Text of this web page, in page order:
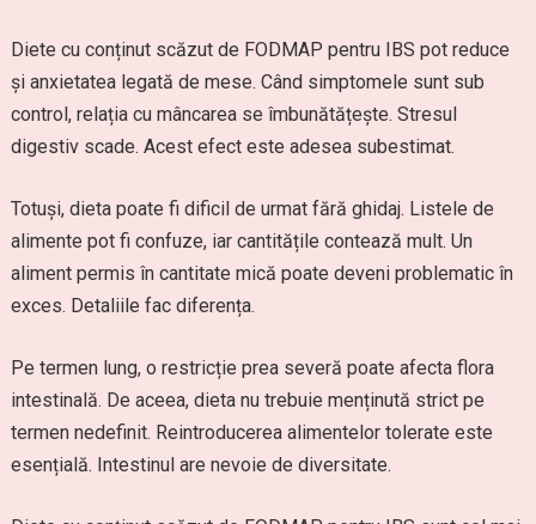
Diete cu conținut scăzut de FODMAP pentru IBS pot reduce
și anxietatea legată de mese. Când simptomele sunt sub
control, relația cu mâncarea se îmbunătățește. Stresul
digestiv scade. Acest efect este adesea subestimat.
Totuși, dieta poate fi dificil de urmat fără ghidaj. Listele de
alimente pot fi confuze, iar cantitățile contează mult. Un
aliment permis în cantitate mică poate deveni problematic în
exces. Detaliile fac diferența.
Pe termen lung, o restricție prea severă poate afecta flora
intestinală. De aceea, dieta nu trebuie menținută strict pe
termen nedefinit. Reintroducerea alimentelor tolerate este
esențială. Intestinul are nevoie de diversitate.